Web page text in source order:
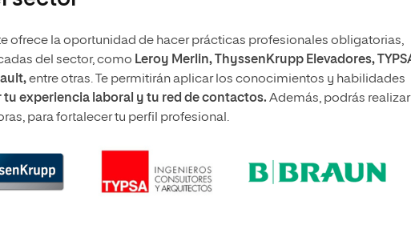
ofrece la oportunidad de hacer prácticas profesionales obligatorias,
del sector, como Leroy Merlin, ThyssenKrupp Elevadores,
entre otras. Te permitirán aplicar los conocimientos y habilidades
tu experiencia laboral y tu red de contactos. Además, podrás realizar
para fortalecer tu perfil profesional.